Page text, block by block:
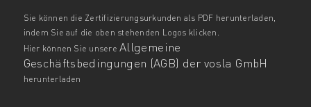
Sie können die Zertifizierungsurkunden als PDF herunterladen,
indem Sie auf die oben stehenden Logos klicken.
Hier können Sie unsereAllgemeine
Geschäftsbedingungen (AGB) der vosla GmbH
herunterladen